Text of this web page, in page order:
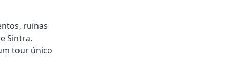
ruínas
Sintra.
tour único